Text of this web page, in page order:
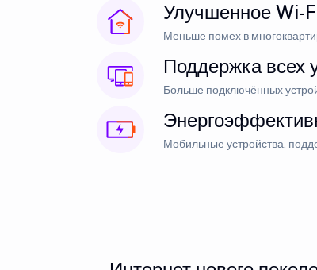
Улучшенное Wi-
Меньше помех в
Поддержка всех
Больше подключённых
Мобильные устройства,